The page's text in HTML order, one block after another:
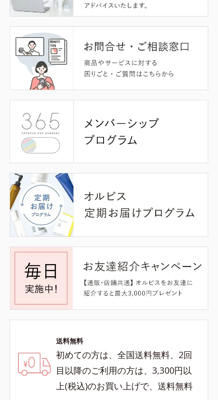
送料無料
初めての方は、全国送料無料、2回
目以降のご利用の方は、3,300円以
上(税込)のお買い上げで、送料無料